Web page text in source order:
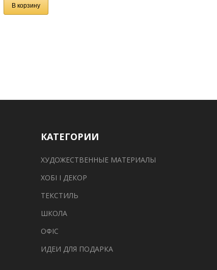
В корзину
КАТЕГОРИИ
ХУДОЖЕСТВЕННЫЕ МАТЕРИАЛЫ
ХОБІ І ДЕКОР
ТЕКСТИЛЬ
ШКОЛА
ОФІС
ИДЕИ ДЛЯ ПОДАРКА